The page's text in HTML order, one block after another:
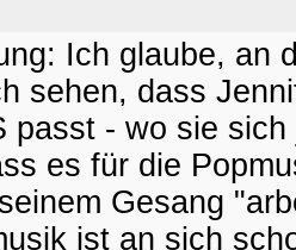
Ich glaube, an
sehen, dass
passt - wo sie
es für die
Gesang
ist an sich